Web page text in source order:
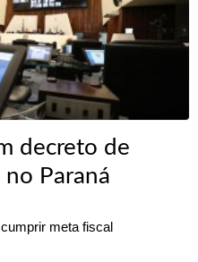
decreto de
Paraná
meta fiscal